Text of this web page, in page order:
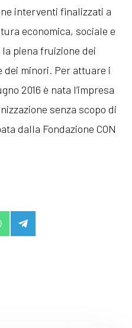
interventi finalizzati a
economica, sociale e
piena fruizione dei
dei minori. Per attuare i
2016 è nata l’impresa
senza scopo di
dalla Fondazione CON
SHARE
ON